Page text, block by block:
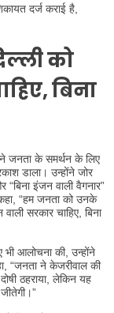
दर्ज कराई है,
को
बिना
ने जनता के समर्थन के लिए
डाला। उन्होंने जोर
इंजन वाली वैगनार”
“हम जनता को उनके
सरकार चाहिए, बिना
भी आलोचना की, उन्होंने
“जनता ने केजरीवाल की
ठहराया, लेकिन यह